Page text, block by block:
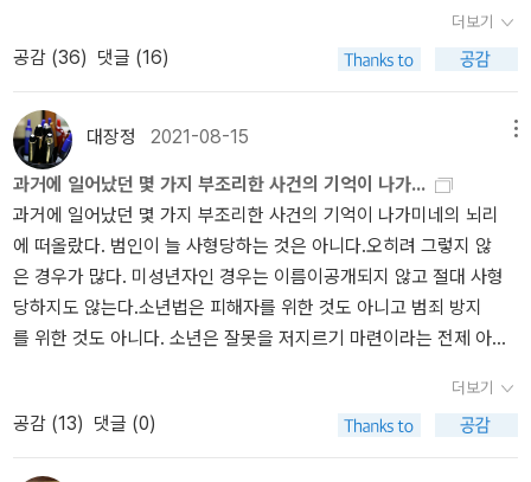
^ 결정적으로 이것은 우선순위에 대한 것입니다. 히가시노 게이고나
나오미를 통해 내어놓는 대안은 진실 보다는 먼저 존중에 더 우위를
두자는 것이죠. 그래서 나오미라는 캐릭터를 손님이라는 타인의 만족
을 위해 최선을 다하는 열혈 호텔리어로 만든 것입니다. 그녀는 처음
부터 무리할 것이 뻔한 타자의 요구에 최선을 다해 응대해주는 모습
을 보여주죠. 오히려 그러한 나오미의 모습이 너무나 바보같아서 독
자인 우리들 속이 다 답답할 정도입니다. 하지만 나오미는 결코 거기
에 대한 자신의 신념을 버리지 않습니다. 형사로서의 신념이라면 누
구에게도 절대 지지않는 닛타 역시 굴복시킬 정도입니다. 하지만 이
둘의 신념이 가장 강하게 맞부딪히는 장면이 있었죠. 바로 경찰들이
범죄가 구체적으로 언제 어떻게 일어날 걸 알면서도 호텔 측에 숨긴
것을 나오미가 알게 될 때였습니다. 그것은 타자의 입장을 먼저 고려
한다는 나오미의 신념과 드러난 진실만을 쫓는다는 닛타의 신념이 첨
예하게 대립하는 장면이기도 했습니다. 그 때 독자는 그 때 닛타의 편
가 지지한 것은 결국 그녀의 그런 우직한 결단이었습니다. 결국 그녀
가 드는 작품이다. 하필 정말로 고구마를 먹고 보느라 이게 고구마 때
문인지 책 때문인지 분간이 안 되더라는. 도대체! 몇번이나 걸려드
는 거냐, 경악하며 주인공을 한심하게 생각하다가 문득 생각을 고쳐
먹는다. 사기꾼은 걸려들 사람을 귀신같이 찾아 문다는데 다지마
는 그야말로 완벽하고 손쉬운 먹잇감이었던 것을. 부분부분 나 자신
이 투영될 때면 연민도 들었다(그리고 저렇게까지, 아직까지는, 호
구 잡히지 않은 나의 삶에 감사를).사기 수법들이 지나치게 고루한 것
은 책이 2003년도에 출판되었다는 점, 또 이야기는 과거 시점으로 전
개되는 것을 생각하면(공중전화만 존재하는 시절이다!) 요즘 시대 현
란한 스미싱 같은 것이겠지 납득할 만하다. 그보다 의외인 건 노인
에 대한 사회적 정의 혹은 시선이다. 저 시대에 70이라는 나이는 판단
력이 흐려지고 사회적으로 고립되는 존재였나? 일본은 훨씬 전부
이 너무 구시대에 머물러 있는 느낌이다. 사회파 추리 소설이라
으로 이의방의 행동대장이었던 조원정이다.그는 후에 장군, 공부상
서, 추밀원부사, 동북면병마사까지 올랐다가 1,187년 살해당했다.kb
s 대하드라마 무인시대에서 김주영분이 조원정역을 열연했다.한국어
번역판을 모아봤다 91권, 빠진게 있을지 모르겠다. 아직도 읽을 책이
많구나히가시노는 다작의 작가로 유명하다. 85 년 데뷔니까 37년 지
났나? 한국번역판만 1년에 2.5권.대단하군 한권 쓰기도 어려울틴디.
나오는 작품마다 잘팔리고. 좋겠다.
더보기
공감 (36) 댓글 (16)
대장정 2021-08-15
과거에 일어났던 몇 가지 부조리한 사건의 기억이 나가...
과거에 일어났던 몇 가지 부조리한 사건의 기억이 나가미네의 뇌리
에 떠올랐다. 범인이 늘 사형당하는 것은 아니다.오히려 그렇지 않
은 경우가 많다. 미성년자인 경우는 이름이공개되지 않고 절대 사형
당하지도 않는다.소년법은 피해자를 위한 것도 아니고 범죄 방지
를 위한 것도 아니다. 소년은 잘못을 저지르기 마련이라는 전제 아
이나 억울함은 반영되지 않고 실상은 무시되었다. 공허한도덕관일 뿐
이다.더욱이 사건 발생 이후의 경찰 대응도 불만스럽다.수사가 얼마
나 진행되었는지, 전혀 알려주지 않는다. 수상한 차가 목격된 것도 뉴
더보기
공감 (13) 댓글 (0)